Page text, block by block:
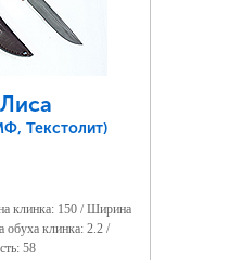
Текстолит)
клинка: 150 / Ширина
обуха клинка: 2.2 /
58